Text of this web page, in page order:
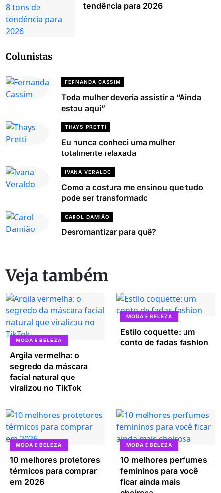
tendência para 2026
Colunistas
FERNANDA CASSIM
Toda mulher deveria assistir a “Ainda
estou aqui”
THAYS PRETTI
Eu nunca conheci uma mulher
totalmente relaxada
IVANA VERALDO
Como a costura me ensinou que tudo
pode ser transformado
CAROL DAMIÃO
Desromantizar para quê?
Veja também
MODA E BELEZA
Argila vermelha: o
segredo da máscara
facial natural que
viralizou no TikTok
MODA E BELEZA
Estilo coquette: um
conto de fadas fashion
MODA E BELEZA
10 melhores protetores
térmicos para comprar
em 2026
MODA E BELEZA
10 melhores perfumes
femininos para você
ficar ainda mais